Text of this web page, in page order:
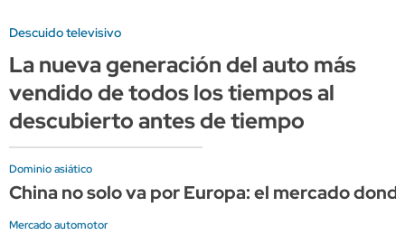
Descuido televisivo
La nueva generación del auto más
vendido de todos los tiempos al
descubierto antes de tiempo
Dominio asiático
China no solo va por Europa: el mercado
Mercado automotor